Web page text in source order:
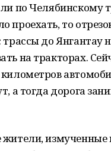
по Челябинскому
проехать, то
трассы до Янгантау
на тракторах.
а тогда дорога
измученные